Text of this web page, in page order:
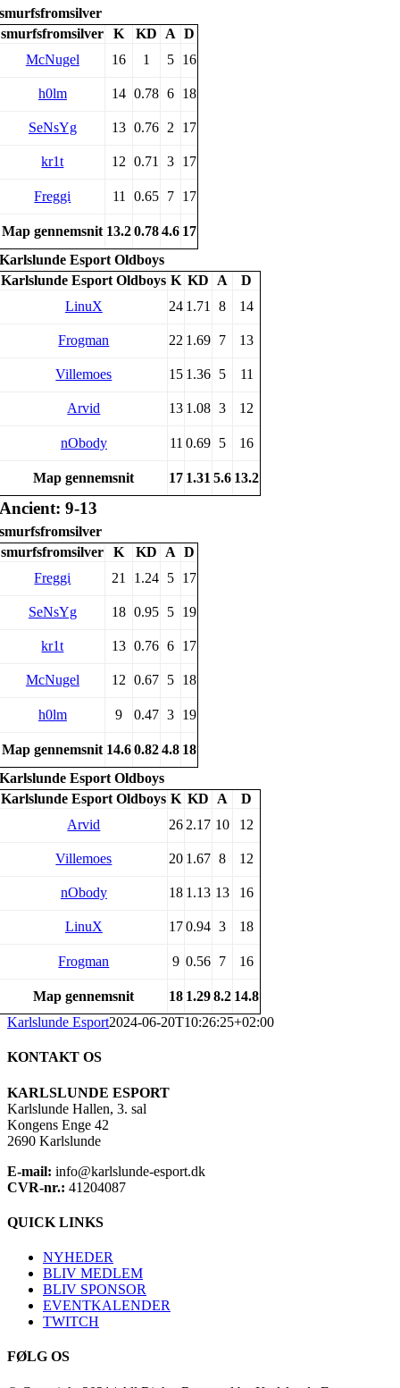
smurfsfromsilver
smurfsfromsilver
K KD A
D
McNugel
16 1 5 16
h0lm 14 0.78 6 18
SeNsYg 13 0.76 2 17
kr1t 12 0.71 3 17
Freggi 11 0.65 7 17
Map gennemsnit 13.20.784.6 17
Karlslunde Esport Oldboys
Karlslunde Esport Oldboys K KD A
D
LinuX
24 1.71 8 14
Frogman 22 1.69 7 13
Villemoes 15 1.36 5 11
Arvid 13 1.08 3 12
nObody 11 0.69 5 16
Map gennemsnit 17 1.31 5.6 13.2
Ancient: 9-13
smurfsfromsilver
smurfsfromsilver
K KD A
D
Freggi
21 1.24 5 17
SeNsYg 18 0.95 5 19
kr1t 13 0.76 6 17
McNugel 12 0.67 5 18
h0lm 9 0.47 3 19
Map gennemsnit 14.60.824.8 18
Karlslunde Esport Oldboys
Karlslunde Esport Oldboys K KD A
D
Arvid
26 2.17 10 12
Villemoes 20 1.67 8 12
nObody 18 1.13 13 16
LinuX 170.94 3 18
Frogman 9 0.56 7 16
Map gennemsnit 18 1.298.2 14.8
Karlslunde Esport2024-06-20T10:26:25+02:00
KONTAKT OS
KARLSLUNDE ESPORT
Karlslunde Hallen, 3. sal
Kongens Enge 42
2690 Karlslunde
E-mail: info@karlslunde-esport.dk
CVR-nr.: 41204087
QUICK LINKS
NYHEDER
BLIV MEDLEM
BLIV SPONSOR
EVENTKALENDER
TWITCH
FØLG OS